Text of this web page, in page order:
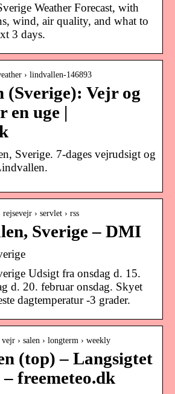
Weather Forecast, with
wind, air quality, and what to
3 days.
› lindvallen-146893
(Sverige): Vejr og
en uge |
Sverige. 7-dages vejrudsigt og
› servlet › rss
Sverige – DMI
Udsigt fra onsdag d. 15.
d. 20. februar onsdag. Skyet
dagtemperatur -3 grader.
› salen › longterm › weekly
(top) – Langsigtet
freemeteo.dk